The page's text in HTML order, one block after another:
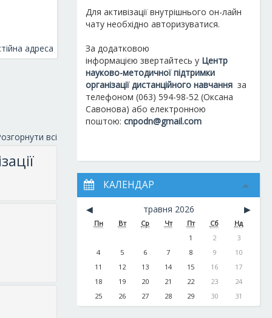
адреса
всі
Для активізації внутрішнього он-лайн
чату необхідно авторизуватися.
За додатковою
інформацієюзвертайтесь у Центр
науково-методичної підтримки
організації дистанційного навчання за
телефоном (063) 594-98-52 (Оксана
Савонова) або електронною
поштою:cnpodn@gmail.com
КАЛЕНДАР
◀︎ травня 2026 ▶︎
Пн Вт Ср Чт Пт Сб
Нд
1
2
3
4
5 6 7 8 9
10
11
12 13 14 15 16
17
18
19 20 21 22 23
24
25
26 27 28 29 30 31